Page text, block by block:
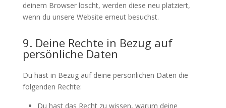
deinem Browser löscht, werden diese neu platziert,
wenn du unsere Website erneut besuchst.
9. Deine Rechte in Bezug auf
persönliche Daten
Du hast in Bezug auf deine persönlichen Daten die
folgenden Rechte:
Du hast das Recht zu wissen, warum deine